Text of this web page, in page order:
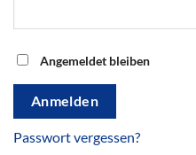
Angemeldet bleiben
Anmelden
Passwort vergessen?